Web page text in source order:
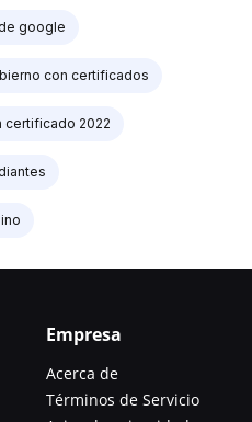
google
con certificados
certificado 2022
Empresa
Acerca de
Términos de Servicio